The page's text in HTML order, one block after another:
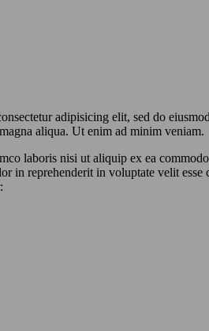
adipisicing elit, sed do
aliqua. Ut enim ad minim veniam.
laboris nisi ut aliquip ex ea commodo
in reprehenderit in voluptate velit esse